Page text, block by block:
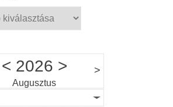
< 2026 >
Augusztus
>